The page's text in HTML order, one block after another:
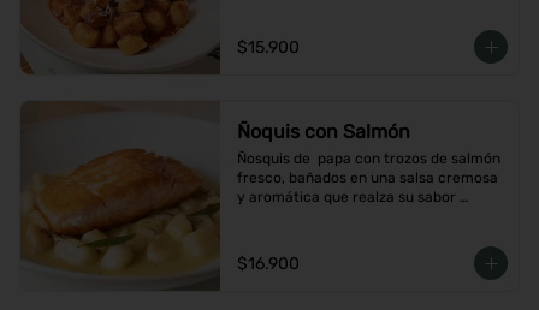
$15.900
Ñoquis con Salmón
Ñosquis de  papa con trozos de salmón
fresco, bañados en una salsa cremosa
y aromática que realza su sabor
$16.900